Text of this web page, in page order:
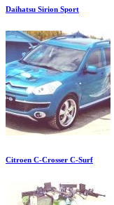
Daihatsu Sirion Sport
Citroen C-Crosser C-Surf